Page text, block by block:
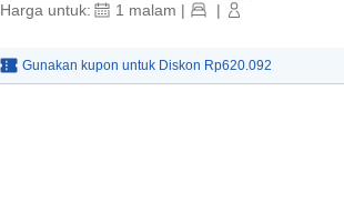
Harga untuk: 1 malam | |
Gunakan kupon untuk Diskon Rp620.092